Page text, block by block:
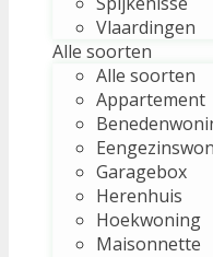
Vlaardingen
Alle soorten
Alle soorten
Appartement
Garagebox
Herenhuis
Hoekwoning
Maisonnette